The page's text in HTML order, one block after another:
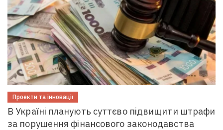
Проекти та інновації
В Україні планують суттєво підвищити штрафи
за порушення фінансового законодавства